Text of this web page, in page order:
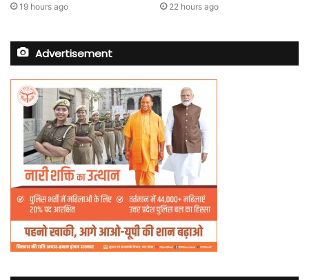
19 hours ago 22 hours ago
Advertisement